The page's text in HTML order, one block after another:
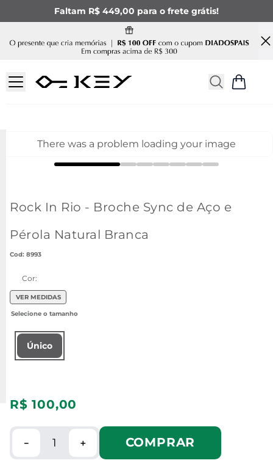
Faltam R$ 449,00 para o frete grátis!
There was a problem loading your image
Rock In Rio - Broche Sync de Aço e
Pérola Natural Branca
: 8993
Cor:
VER MEDIDAS
Único
R$ 100,00
＋
－ COMPRAR